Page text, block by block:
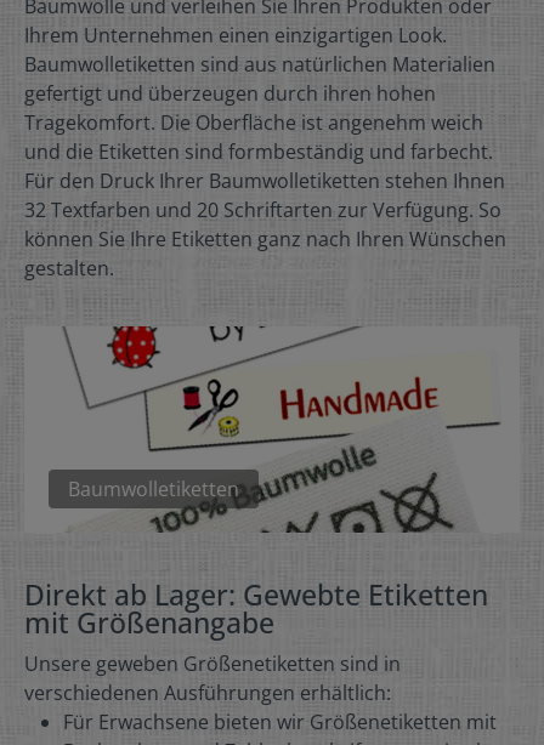
Baumwolle und verleihen Sie Ihren Produkten oder
Ihrem Unternehmen einen einzigartigen Look.
Baumwolletiketten sind aus natürlichen Materialien
gefertigt und überzeugen durch ihren hohen
Tragekomfort. Die Oberfläche ist angenehm weich
und die Etiketten sind formbeständig und farbecht.
Für den Druck Ihrer Baumwolletiketten stehen Ihnen
32 Textfarben und 20 Schriftarten zur Verfügung. So
können Sie Ihre Etiketten ganz nach Ihren Wünschen
gestalten.
Baumwolletiketten
Direkt ab Lager: Gewebte Etiketten
mit Größenangabe
Unsere geweben Größenetiketten sind in
verschiedenen Ausführungen erhältlich:
Für Erwachsene bieten wir Größenetiketten mit